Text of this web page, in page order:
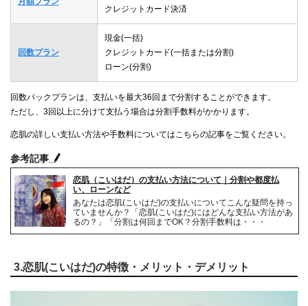
クレジットカード決済
回数プラン
現金(一括)
クレジットカード(一括または分割)
ローン(分割)
回数パックプランは、支払いを最大36回まで分割することができます。
ただし、3回以上に分けて支払う場合は分割手数料がかかります。
恋肌の詳しい支払い方法や手数料についてはこちらの記事をご覧ください。
参考記事
恋肌（こいはだ）の支払い方法について｜分割や都度払
い、ローンなど
あなたは恋肌(こいはだ)の支払いについてこんな疑問を持っ
ていませんか？「恋肌(こいはだ)にはどんな支払い方法があ
るの？」「分割は何回までOK？分割手数料は・・・
3.恋肌(こいはだ)の特徴・メリット・デメリット